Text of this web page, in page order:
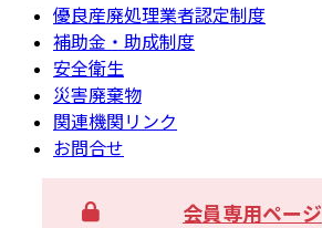
優良産廃処理業者認定制度
補助金・助成制度
安全衛生
災害廃棄物
関連機関リンク
お問合せ
会員専用ページ